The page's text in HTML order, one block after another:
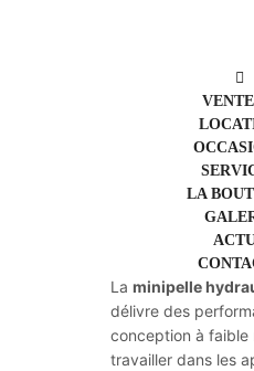
LA
La minipelle
délivre des
conception à faible
travailler dans les